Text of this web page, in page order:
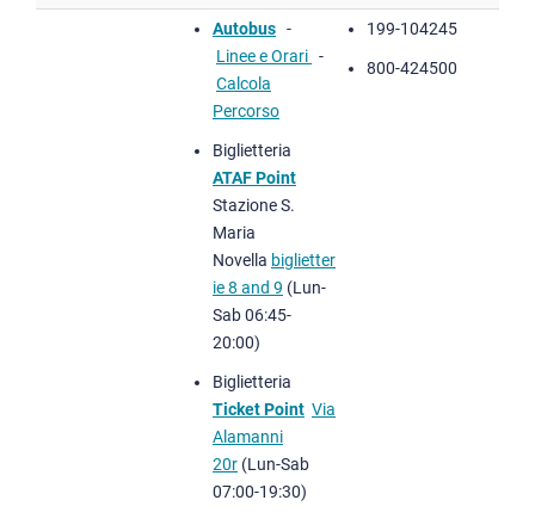
Autobus -
Linee e Orari -
Calcola
Percorso
Biglietteria
ATAF Point
Stazione S.
Maria
Novella biglietter
ie 8 and 9 (Lun-
Sab 06:45-
20:00)
Biglietteria
Ticket Point Via
Alamanni
20r (Lun-Sab​
07:00-19:30)
199-104245
800-424500